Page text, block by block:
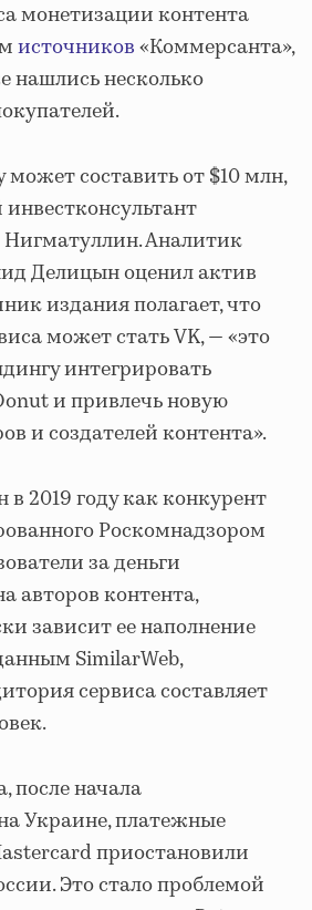
монетизации контента
источников«Коммерсанта»,
нашлись несколько
может составить от $10 млн,
Аналитик
Делицын оценил актив
издания полагает, что
может стать VK, — «это
интегрировать
и привлечь новую
и создателей контента».
в 2019 году как конкурент
Роскомнадзором
за деньги
авторов контента,
зависит ее наполнение
SimilarWeb,
сервиса составляет
после начала
Украине, платежные
приостановили
Это стало проблемой